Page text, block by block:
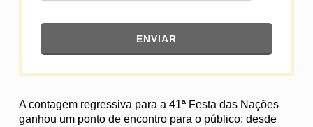
ENVIAR
A contagem regressiva para a 41ª Festa das Nações
ganhou um ponto de encontro para o público: desde